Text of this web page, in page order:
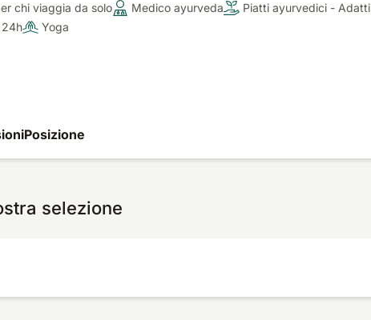
chi viaggia da solo Medico ayurveda
Piatti ayurvedici - Adatti
Yoga
Posizione
selezione